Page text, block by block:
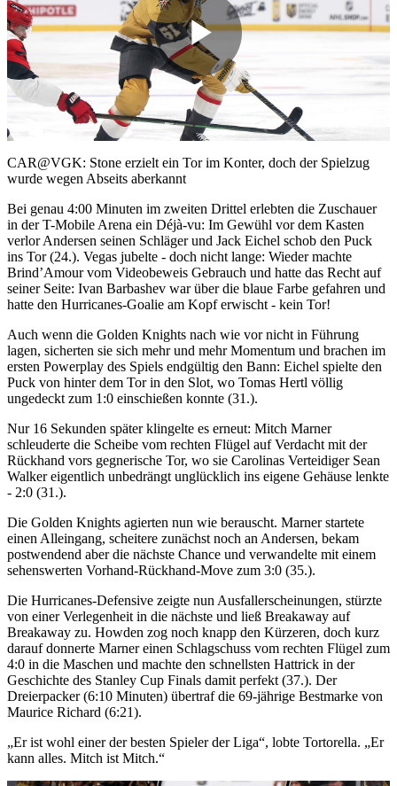
Play
Video
CAR@VGK: Stone erzielt ein Tor im Konter, doch der Spielzug
wurde wegen Abseits aberkannt
Bei genau 4:00 Minuten im zweiten Drittel erlebten die Zuschauer
in der T-Mobile Arena ein Déjà-vu: Im Gewühl vor dem Kasten
verlor Andersen seinen Schläger und Jack Eichel schob den Puck
ins Tor (24.). Vegas jubelte - doch nicht lange: Wieder machte
Brind’Amour vom Videobeweis Gebrauch und hatte das Recht auf
seiner Seite: Ivan Barbashev war über die blaue Farbe gefahren und
hatte den Hurricanes-Goalie am Kopf erwischt - kein Tor!
Auch wenn die Golden Knights nach wie vor nicht in Führung
lagen, sicherten sie sich mehr und mehr Momentum und brachen im
ersten Powerplay des Spiels endgültig den Bann: Eichel spielte den
Puck von hinter dem Tor in den Slot, wo Tomas Hertl völlig
ungedeckt zum 1:0 einschießen konnte (31.).
Nur 16 Sekunden später klingelte es erneut: Mitch Marner
schleuderte die Scheibe vom rechten Flügel auf Verdacht mit der
Rückhand vors gegnerische Tor, wo sie Carolinas Verteidiger Sean
Walker eigentlich unbedrängt unglücklich ins eigene Gehäuse lenkte
- 2:0 (31.).
Die Golden Knights agierten nun wie berauscht. Marner startete
einen Alleingang, scheitere zunächst noch an Andersen, bekam
postwendend aber die nächste Chance und verwandelte mit einem
sehenswerten Vorhand-Rückhand-Move zum 3:0 (35.).
Die Hurricanes-Defensive zeigte nun Ausfallerscheinungen, stürzte
von einer Verlegenheit in die nächste und ließ Breakaway auf
Breakaway zu. Howden zog noch knapp den Kürzeren, doch kurz
darauf donnerte Marner einen Schlagschuss vom rechten Flügel zum
4:0 in die Maschen und machte den schnellsten Hattrick in der
Geschichte des Stanley Cup Finals damit perfekt (37.). Der
Dreierpacker (6:10 Minuten) übertraf die 69-jährige Bestmarke von
Maurice Richard (6:21).
„Er ist wohl einer der besten Spieler der Liga“, lobte Tortorella. „Er
kann alles. Mitch ist Mitch.“